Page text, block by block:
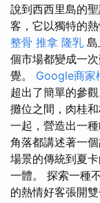
說到西西里島的
客，它以獨特的
整骨 推拿 隆乳
個市場都變成一
覺。 Google商家
超出了簡單的參觀
攤位之間，肉桂
一起，營造出一
角落都講述著一
場景的傳統到夏
一體。 探索一種
的熱情好客張開